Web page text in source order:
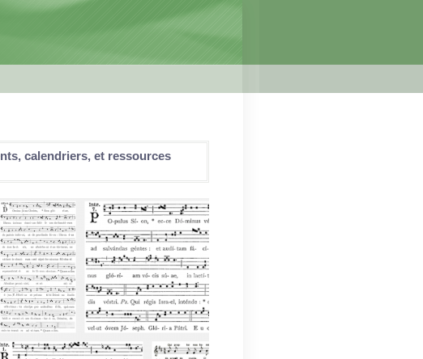
calendriers, et ressources